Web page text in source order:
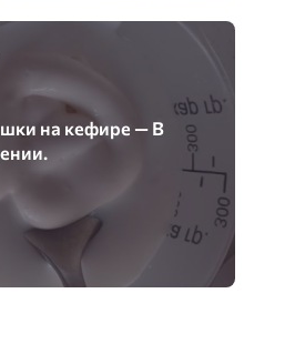
на кефире — В